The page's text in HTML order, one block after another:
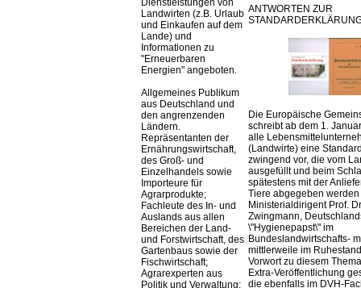
Dienstleistungen von
Landwirten (z.B. Urlaub
und Einkaufen auf dem
Lande) und
Informationen zu
"Erneuerbaren
Energien" angeboten.
Allgemeines Publikum
aus Deutschland und
den angrenzenden
Ländern.
Repräsentanten der
Ernährungswirtschaft,
des Groß- und
Einzelhandels sowie
Importeure für
Agrarprodukte;
Fachleute des In- und
Auslands aus allen
Bereichen der Land-
und Forstwirtschaft, des
Gartenbaus sowie der
Fischwirtschaft;
Agrarexperten aus
Politik und Verwaltung;
ANTWORTEN ZUR
Die Europäische
schreibt ab dem 1.
alle
(Landwirte) eine
zwingend vor, die vom
ausgefüllt und beim
spätestens mit der
Tiere abgegeben werden
Ministerialdirigent Prof.
Zwingmann,
\"Hygienepapst\" im
Bundeslandwirtschafts-
mittlerweile im
Vorwort zu diesem
Extra-Veröffentlichung
die ebenfalls im DVH-